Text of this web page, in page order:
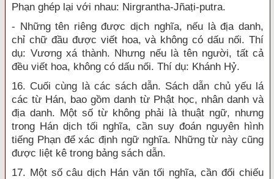
Phạn ghép lại với nhau: Nirgrantha-Jñaṭi-putra.
- Những tên riêng được dịch nghĩa, nếu là địa danh,
chỉ chữ đầu được viết hoa, và không có dấu nối. Thí
dụ: Vương xá thành. Nhưng nếu là tên người, tất cả
đều viết hoa, không có dấu nối. Thí dụ: Khánh Hỷ.
16. Cuối cùng là các sách dẫn. Sách dẫn chủ yếu lá
các từ Hán, bao gồm danh từ Phật học, nhân danh và
địa danh. Một số từ không phải là thuật ngữ, nhưng
trong Hán dịch tối nghĩa, cần suy đoán nguyên hình
tiếng Phạn để xác định ngữ nghĩa. Những từ này cũng
được liệt kê trong bảng sách dẫn.
17. Một số câu dịch Hán văn tối nghĩa, cần đối chiếu